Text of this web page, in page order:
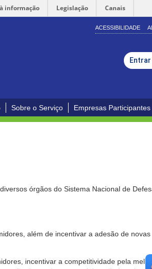
informação Legislação Canais
ACESSIBILIDADE
Sobre o Serviço Empresas Participantes
órgãos do Sistema Nacional de
além de incentivar a adesão de
incentivar a competitividade pela